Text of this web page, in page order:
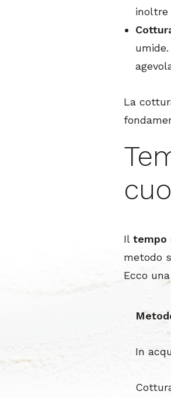
inoltre
La
Il tempo
metodo
Ecco
In